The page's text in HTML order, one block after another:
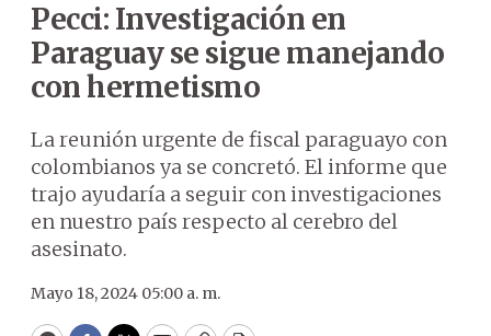
Pecci: Investigación en
Paraguay se sigue manejando
con hermetismo
La reunión urgente de fiscal paraguayo con
colombianos ya se concretó. El informe que
trajo ayudaría a seguir con investigaciones
en nuestro país respecto al cerebro del
asesinato.
Mayo 18, 2024 05:00 a. m.